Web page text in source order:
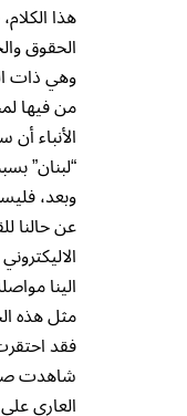
هذا
الحقوق
وهي ذات
من فيها
الأنباء
“لبنان”
وبعد،
عن حالنا
الينا
مثل هذه
فقد
شاهدت
العاري